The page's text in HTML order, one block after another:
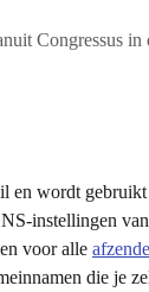
Congressus in
wordt gebruikt
instellingen
voor alle